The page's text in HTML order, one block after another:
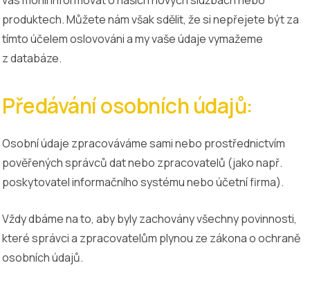
produktech. Můžete nám však sdělit, že si nepřejete být za
tímto účelem oslovováni a my vaše údaje vymažeme
z databáze.
Předávání osobních údajů:
Osobní údaje zpracováváme sami nebo prostřednictvím
pověřených správců dat nebo zpracovatelů (jako např.
poskytovatel informačního systému nebo účetní firma).
Vždy dbáme na to, aby byly zachovány všechny povinnosti,
které správci a zpracovatelům plynou ze zákona o ochraně
osobních údajů.